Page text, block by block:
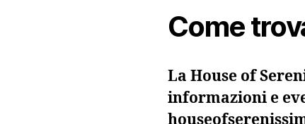
Come
La House of
informazioni e